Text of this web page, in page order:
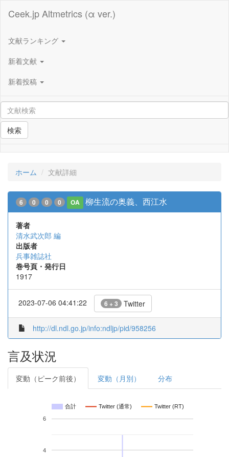
Ceek.jp Altmetrics (α ver.)
文献ランキング
新着文献
新着投稿
検索
ホーム 文献詳細
6 0 0 0 OA 柳生流の奥義、西江水
著者
清水武次郎 編
出版者
兵事雑誌社
巻号頁・発行日
1917
2023-07-06 04:41:22 6 + 3 Twitter
http://dl.ndl.go.jp/info:ndljp/pid/958256
言及状況
変動（ピーク前後） 変動（月別） 分布
合計 Twitter (通常) Twitter (RT)
4
6